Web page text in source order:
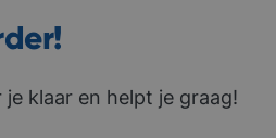
klaar en helpt je graag!